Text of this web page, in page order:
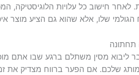
הגולמי שלו, אלא שהוא גם הציע מוצר
תחתונה
ליבוא מסין משתלם ברגע שבו אתם
שלכם. אם הפער ברווח מצדיק את